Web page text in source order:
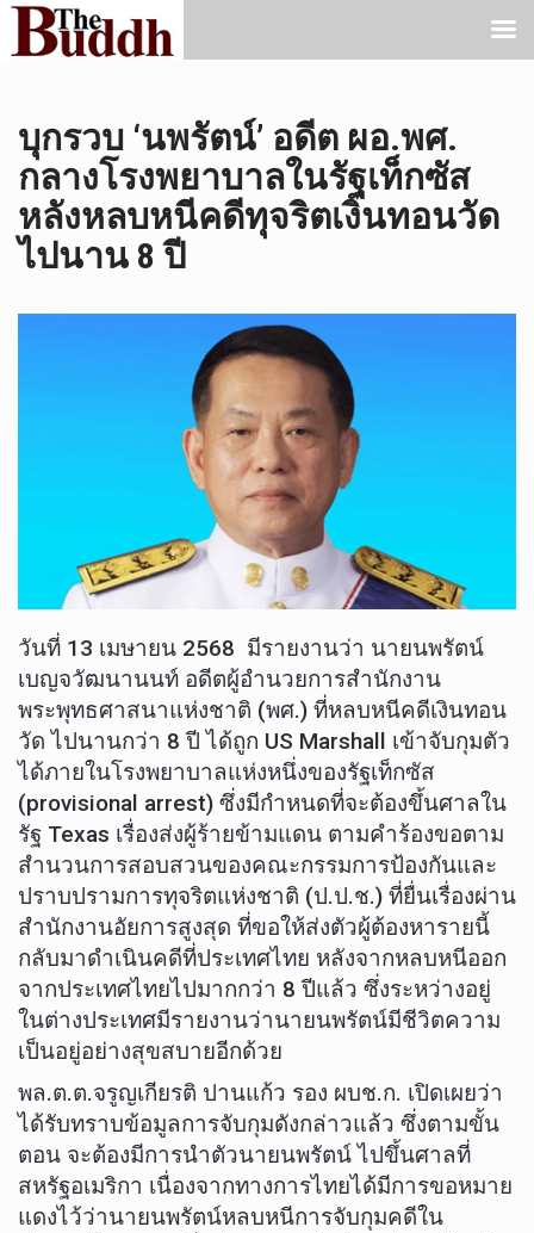
บุกรวบ ‘นพรัตน์’ อดีต ผอ.พศ.
กลางโรงพยาบาลในรัฐเท็กซัส
หลังหลบหนีคดีทุจริตเงินทอนวัด
ไปนาน 8 ปี
วันที่ 13 เมษายน 2568 มีรายงานว่า นายนพรัตน์
เบญจวัฒนานนท์ อดีตผู้อำนวยการสำนักงาน
พระพุทธศาสนาแห่งชาติ (พศ.) ที่หลบหนีคดีเงินทอน
วัด ไปนานกว่า 8 ปี ได้ถูก US Marshall เข้าจับกุมตัว
ได้ภายในโรงพยาบาลแห่งหนึ่งของรัฐเท็กซัส
(provisional arrest) ซึ่งมีกำหนดที่จะต้องขึ้นศาลใน
รัฐ Texas เรื่องส่งผู้ร้ายข้ามแดน ตามคำร้องขอตาม
สำนวนการสอบสวนของคณะกรรมการป้องกันและ
ปราบปรามการทุจริตแห่งชาติ (ป.ป.ช.) ที่ยื่นเรื่องผ่าน
สำนักงานอัยการสูงสุด ที่ขอให้ส่งตัวผู้ต้องหารายนี้
กลับมาดำเนินคดีที่ประเทศไทย หลังจากหลบหนีออก
จากประเทศไทยไปมากกว่า 8 ปีแล้ว ซึ่งระหว่างอยู่
ในต่างประเทศมีรายงานว่านายนพรัตน์มีชีวิตความ
เป็นอยู่อย่างสุขสบายอีกด้วย
พล.ต.ต.จรูญเกียรติ ปานแก้ว รอง ผบช.ก. เปิดเผยว่า
ได้รับทราบข้อมูลการจับกุมดังกล่าวแล้ว ซึ่งตามขั้น
ตอน จะต้องมีการนำตัวนายนพรัตน์ ไปขึ้นศาลที่
สหรัฐอเมริกา เนื่องจากทางการไทยได้มีการขอหมาย
แดงไว้ว่านายนพรัตน์หลบหนีการจับกุมคดีใน